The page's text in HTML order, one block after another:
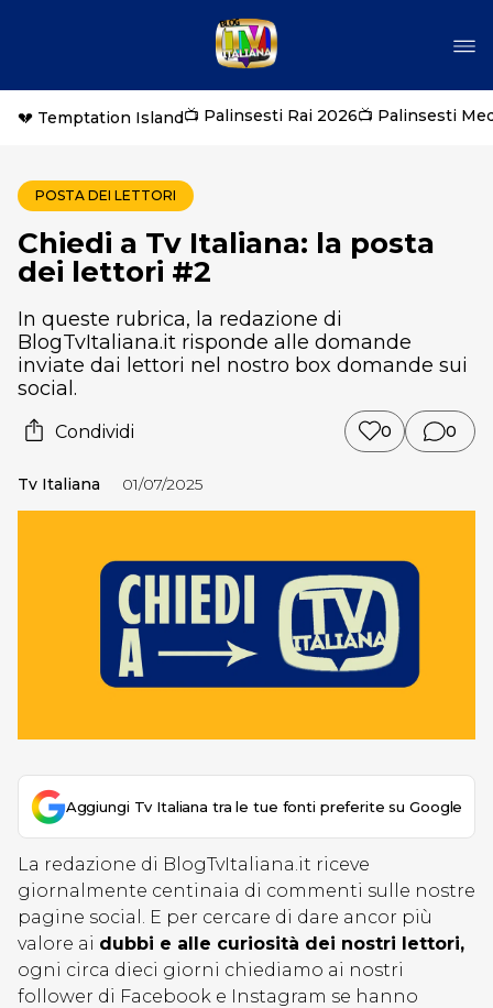
💔 Temptation Island📺 Palinsesti Rai 2026📺 Palinsesti
POSTA DEI LETTORI
Chiedi a Tv Italiana: la posta
dei lettori #2
In queste rubrica, la redazione di
BlogTvItaliana.it risponde alle domande
inviate dai lettori nel nostro box domande sui
social.
Condividi 0 0
Tv Italiana 01/07/2025
Aggiungi Tv Italiana tra le tue fonti preferite su Google
La redazione di BlogTvItaliana.it riceve
giornalmente centinaia di commenti sulle nostre
pagine social. E per cercare di dare ancor più
valore ai dubbi e alle curiosità dei nostri lettori,
ogni circa dieci giorni chiediamo ai nostri
follower di Facebook e Instagram se hanno